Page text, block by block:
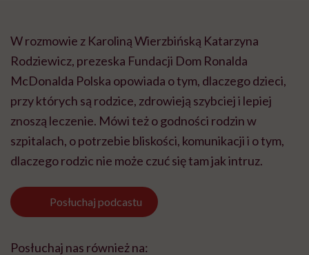
W rozmowie z Karoliną Wierzbińską Katarzyna
Rodziewicz, prezeska Fundacji Dom Ronalda
McDonalda Polska opowiada o tym, dlaczego dzieci,
przy których są rodzice, zdrowieją szybciej i lepiej
znoszą leczenie. Mówi też o godności rodzin w
szpitalach, o potrzebie bliskości, komunikacji i o tym,
dlaczego rodzic nie może czuć się tam jak intruz.
Posłuchaj podcastu
Posłuchaj nas również na: